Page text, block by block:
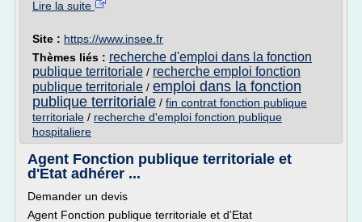
Lire la suite
Site : https://www.insee.fr
Thèmes liés : recherche d'emploi dans la fonction
publique territoriale / recherche emploi fonction
publique territoriale / emploi dans la fonction
publique territoriale / fin contrat fonction publique
territoriale / recherche d'emploi fonction publique
hospitaliere
Agent Fonction publique territoriale et
d'Etat adhérer ...
Demander un devis
Agent Fonction publique territoriale et d'Etat